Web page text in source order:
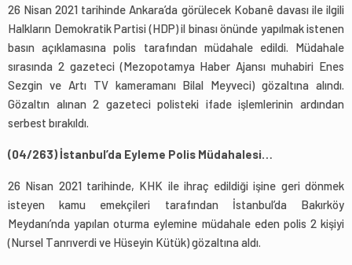
26 Nisan 2021 tarihinde Ankara’da görülecek Kobanê davası ile ilgili
Halkların Demokratik Partisi (HDP) il binası önünde yapılmak istenen
basın açıklamasına polis tarafından müdahale edildi. Müdahale
sırasında 2 gazeteci (Mezopotamya Haber Ajansı muhabiri Enes
Sezgin ve Artı TV kameramanı Bilal Meyveci) gözaltına alındı.
Gözaltın alınan 2 gazeteci polisteki ifade işlemlerinin ardından
serbest bırakıldı.
(04/263) İstanbul’da Eyleme Polis Müdahalesi…
26 Nisan 2021 tarihinde, KHK ile ihraç edildiği işine geri dönmek
isteyen kamu emekçileri tarafından İstanbul’da Bakırköy
Meydanı’nda yapılan oturma eylemine müdahale eden polis 2 kişiyi
(Nursel Tanrıverdi ve Hüseyin Kütük) gözaltına aldı.